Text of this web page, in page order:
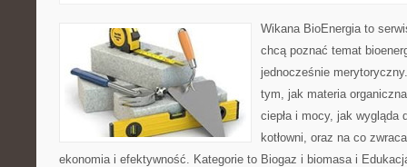
Wikana BioEnergia to
chcą poznać temat
jednocześnie
tym, jak materia
ciepła i mocy, jak wygląda
kotłowni, oraz na co
ekonomia i efektywność. Kategorie to Biogaz i biomasa i